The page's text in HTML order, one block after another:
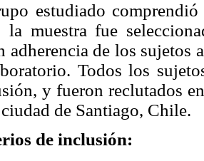
estudiado
la muestra fue
adherencia de los sujetos
Todos los
y fueron reclutados
de Santiago, Chile.
de inclusión: